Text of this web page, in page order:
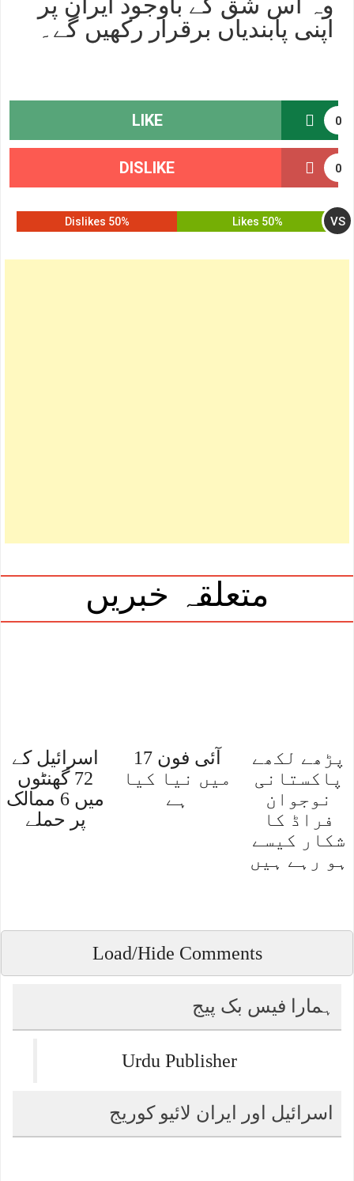
اپنی پابندیاں برقرار رکھیں گے۔
0
LIKE
0
DISLIKE
50% Likes VS
50% Dislikes
متعلقہ خبریں
پڑھے لکھے
پاکستانی
نوجوان
فراڈ کا
شکار کیسے
ہو رہے ہیں
آئی فون 17
میں نیا کیا
ہے
اسرائیل کے
72 گھنٹوں
میں 6 ممالک
پر حملے
Load/Hide Comments
ہمارا فیس بک پیج
Urdu Publisher
اسرائیل اور ایران لائیو کوریج